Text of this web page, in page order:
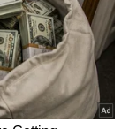
ಮೆಲೋನಿ!
2016ರಲ್ಲಿ ಈ